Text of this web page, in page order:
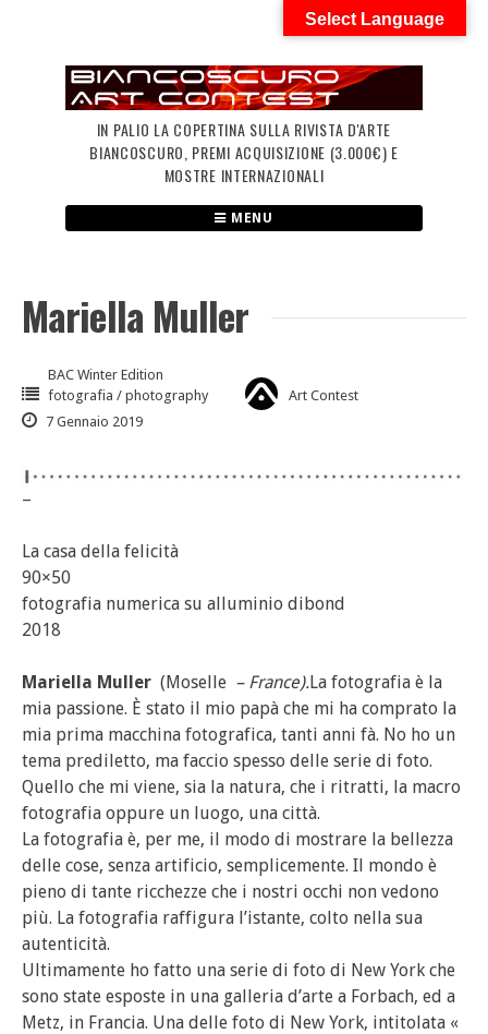
IN PALIO LA COPERTINA SULLA RIVISTA D'ARTE
BIANCOSCURO, PREMI ACQUISIZIONE (3.000€) E
MOSTRE INTERNAZIONALI
MENU
Mariella Muller
BAC Winter Edition
fotografia / photography
Art Contest
7 Gennaio 2019
–
La casa della felicità
90×50
fotografia numerica su alluminio dibond
2018
Mariella Muller (Moselle – France).La fotografia è la
mia passione. È stato il mio papà che mi ha comprato la
mia prima macchina fotografica, tanti anni fà. No ho un
tema prediletto, ma faccio spesso delle serie di foto.
Quello che mi viene, sia la natura, che i ritratti, la macro
fotografia oppure un luogo, una città.
La fotografia è, per me, il modo di mostrare la bellezza
delle cose, senza artificio, semplicemente. Il mondo è
pieno di tante ricchezze che i nostri occhi non vedono
più. La fotografia raffigura l’istante, colto nella sua
autenticità.
Ultimamente ho fatto una serie di foto di New York che
sono state esposte in una galleria d’arte a Forbach, ed a
Metz, in Francia. Una delle foto di New York, intitolata «
Select Language